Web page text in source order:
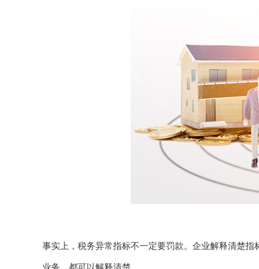
事实上，税务异常指标不一定要罚款。企业解释清楚